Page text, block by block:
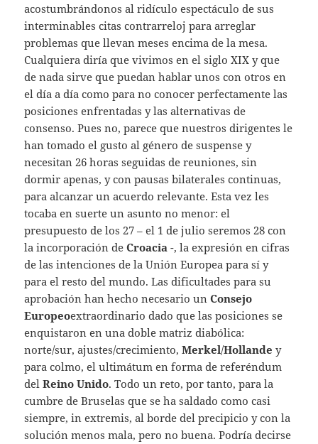
acostumbrándonos al ridículo espectáculo de sus
interminables citas contrarreloj para arreglar
problemas que llevan meses encima de la mesa.
Cualquiera diría que vivimos en el siglo XIX y que
de nada sirve que puedan hablar unos con otros en
el día a día como para no conocer perfectamente las
posiciones enfrentadas y las alternativas de
consenso. Pues no, parece que nuestros dirigentes le
han tomado el gusto al género de suspense y
necesitan 26 horas seguidas de reuniones, sin
dormir apenas, y con pausas bilaterales continuas,
para alcanzar un acuerdo relevante. Esta vez les
tocaba en suerte un asunto no menor: el
presupuesto de los 27 – el 1 de julio seremos 28 con
la incorporación deCroacia -, la expresión en cifras
de las intenciones de la Unión Europea para sí y
para el resto del mundo. Las dificultades para su
aprobación han hecho necesario unConsejo
Europeoextraordinario dado que las posiciones se
enquistaron en una doble matriz diabólica:
norte/sur, ajustes/crecimiento,Merkel/Hollande y
para colmo, el ultimátum en forma de referéndum
delReino Unido. Todo un reto, por tanto, para la
cumbre de Bruselas que se ha saldado como casi
siempre, in extremis, al borde del precipicio y con la
solución menos mala, pero no buena. Podría decirse